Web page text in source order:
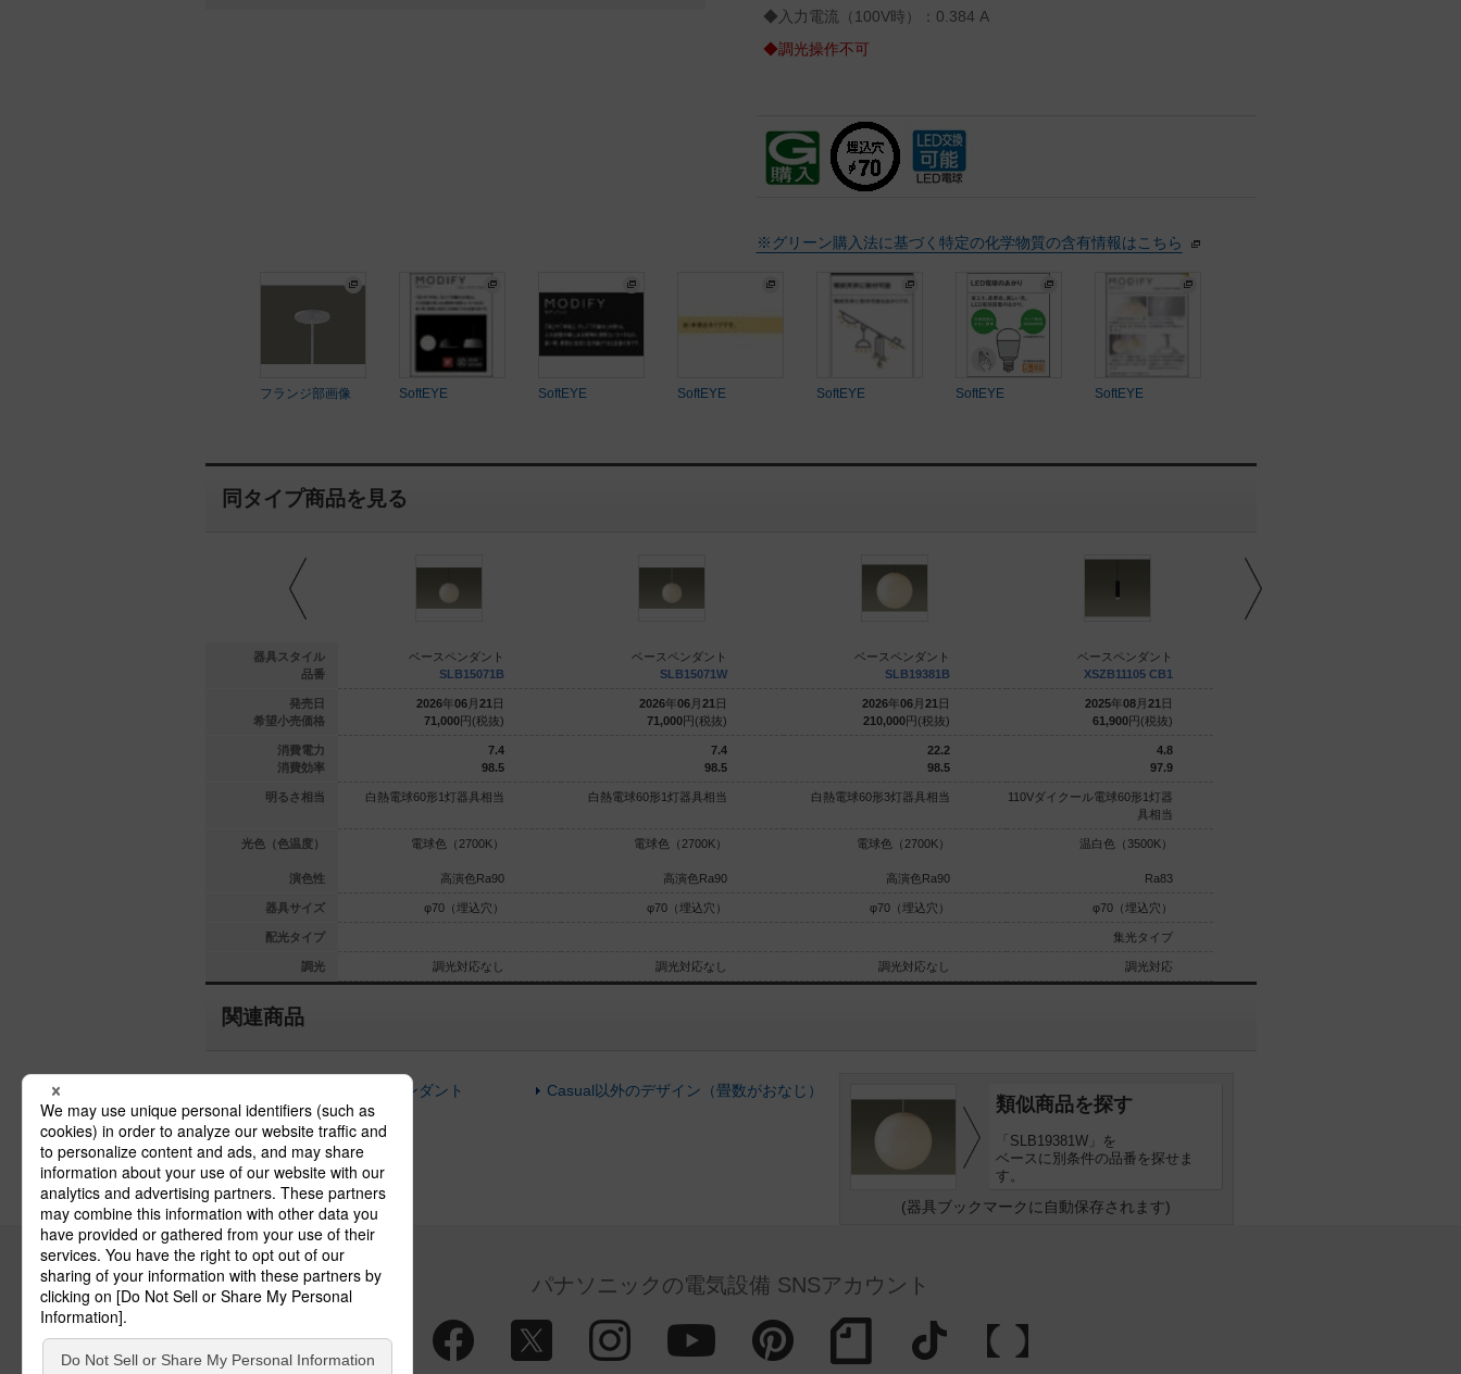
◆入力電流（100V時）：0.384 A
◆調光操作不可
※グリーン購入法に基づく特定の化学物質の含有情報はこちら
フランジ部画像 SoftEYE SoftEYE SoftEYE SoftEYE SoftEYE SoftEYE
同タイプ商品を見る
器具スタイル
品番
発売日
希望小売価格
消費電力
消費効率
明るさ相当
光色（色温度）
演色性
器具サイズ
配光タイプ
調光
ベースペンダント
円(税抜)
6.5
95.3
白熱電球100形1灯器具相当
昼光色（6200K）|電球色（270
φ70（埋込穴）
拡散タイプ
ベースペンダント
SLB15071B
2026年06月 21 日
71,000円(税抜)
7.4
98.5
白熱電球60形1灯器具相当
電球色（2700K）
高演色Ra90
φ70（埋込穴）
調光対応なし
ベースペンダント
SLB15071W
2026年06月 21 日
71,000円(税抜)
7.4
98.5
白熱電球60形1灯器具相当
電球色（2700K）
高演色Ra90
φ70（埋込穴）
調光対応なし
ベースペンダント
SLB19381B
2026年06月 21 日
210,000円(税抜)
22.2
98.5
白熱電球60形3灯器具相当
電球色（2700K）
高演色Ra90
φ70（埋込穴）
調光対応なし
ベースペンダント
XSZB11105 CB1
2025年08月 21 日
61,900円(税抜)
4.8
97.9
110Vダイクール電球60形1灯器
具相当
温白色（3500K）
Ra83
φ70（埋込穴）
集光タイプ
調光対応
関連商品
天井半埋込吊下型以外のペンダント Casual以外のデザイン（畳数がおなじ）
類似商品を探す
「SLB19381W」を
ベースに別条件の品番を探せま
す。
(器具ブックマークに自動保存されます)
パナソニックの電気設備 SNSアカウント